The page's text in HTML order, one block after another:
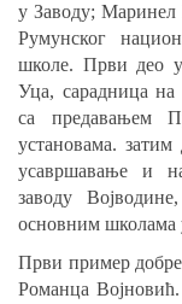
у Заводу; Маринел
Румунског
школе. Први део
Уца, сарадница на
са предавањем
установама. затим
усавршавање и
заводу
основним школама
Први пример добре
Романца Војновић.